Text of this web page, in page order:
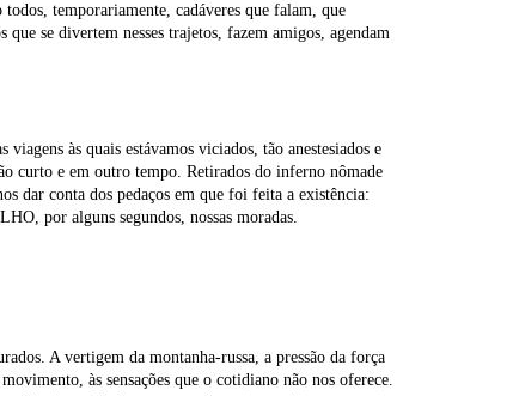
temporariamente, cadáveres que falam, que
se divertem nesses trajetos, fazem amigos, agendam
às quais estávamos viciados, tão anestesiados e
curto e em outro tempo. Retirados do inferno nômade
dar conta dos pedaços em que foi feita a existência:
por alguns segundos, nossas moradas.
A vertigem da montanha-russa, a pressão da força
às sensações que o cotidiano não nos oferece.